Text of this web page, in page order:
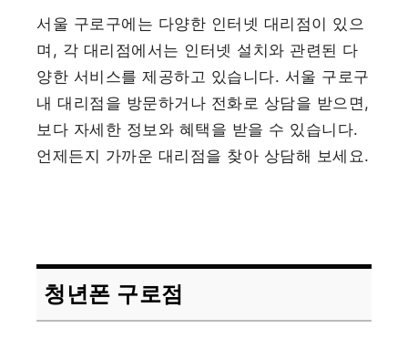
서울 구로구에는 다양한 인터넷 대리점이 있으
며, 각 대리점에서는 인터넷 설치와 관련된 다
양한 서비스를 제공하고 있습니다. 서울 구로구
내 대리점을 방문하거나 전화로 상담을 받으면,
보다 자세한 정보와 혜택을 받을 수 있습니다.
언제든지 가까운 대리점을 찾아 상담해 보세요.
청년폰 구로점